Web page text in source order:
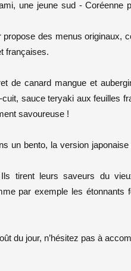
une jeune sud - Coréenne
des menus originaux,
françaises.
de canard mangue et
sauce teryaki aux feuilles
savoureuse !
un bento, la version
tirent leurs saveurs du
par exemple les
du jour, n’hésitez pas à